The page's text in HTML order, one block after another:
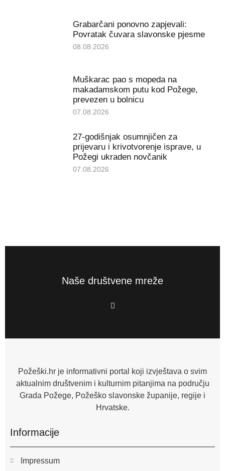
Grabarčani ponovno zapjevali:
Povratak čuvara slavonske pjesme
08.08.2026
Muškarac pao s mopeda na
makadamskom putu kod Požege,
prevezen u bolnicu
07.08.2026
27-godišnjak osumnjičen za
prijevaru i krivotvorenje isprave, u
Požegi ukraden novčanik
07.08.2026
Naše društvene mreže
F
a
o
f
Požeški.hr je informativni portal koji izvještava o svim
aktualnim društvenim i kulturnim pitanjima na području
Grada Požege, Požeško slavonske županije, regije i
Hrvatske.
Informacije
Impressum